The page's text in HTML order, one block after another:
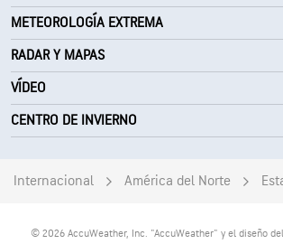
METEOROLOGÍA EXTREMA
RADAR Y MAPAS
VÍDEO
CENTRO DE INVIERNO
Internacional América del Norte
© 2026 AccuWeather, Inc. "AccuWeather" y el diseño